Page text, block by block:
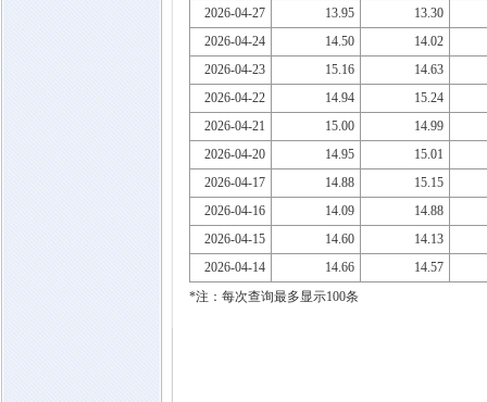
2026-04-27
13.95
13.30
2026-04-24
14.50
14.02
2026-04-23
15.16
14.63
2026-04-22
14.94
15.24
2026-04-21
15.00
14.99
2026-04-20
14.95
15.01
2026-04-17
14.88
15.15
2026-04-16
14.09
14.88
2026-04-15
14.60
14.13
2026-04-14
14.66
14.57
*注：每次查询最多显示100条